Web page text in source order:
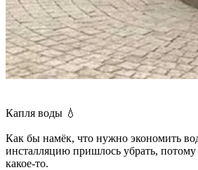
Капля воды 💧
Как бы намёк, что нужно экономить
инсталляцию пришлось убрать,
какое-то.